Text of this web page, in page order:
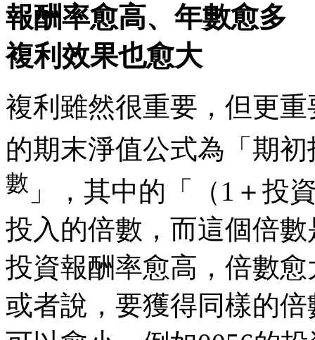
報酬率愈高、年數愈多
複利效果也愈大
複利雖然很重要，但更
的期末淨值公式為「期
數 」，其中的「（1＋投
投入的倍數，而這個倍
投資報酬率愈高，倍數
或者說，要獲得同樣的